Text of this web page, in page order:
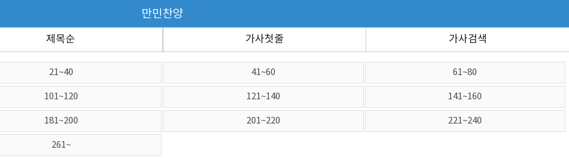
만민찬양
제목순 가사첫줄 가사검색
21~40 41~60 61~80
101~120 121~140 141~160
181~200 201~220 221~240
261~